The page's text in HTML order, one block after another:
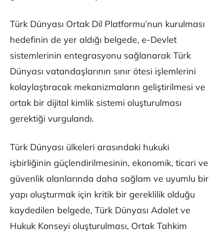
Türk Dünyası Ortak Dil Platformu’nun kurulması
hedefinin de yer aldığı belgede, e-Devlet
sistemlerinin entegrasyonu sağlanarak Türk
Dünyası vatandaşlarının sınır ötesi işlemlerini
kolaylaştıracak mekanizmaların geliştirilmesi ve
ortak bir dijital kimlik sistemi oluşturulması
gerektiği vurgulandı.
Türk Dünyası ülkeleri arasındaki hukuki
işbirliğinin güçlendirilmesinin, ekonomik, ticari ve
güvenlik alanlarında daha sağlam ve uyumlu bir
yapı oluşturmak için kritik bir gereklilik olduğu
kaydedilen belgede, Türk Dünyası Adalet ve
Hukuk Konseyi oluşturulması, Ortak Tahkim